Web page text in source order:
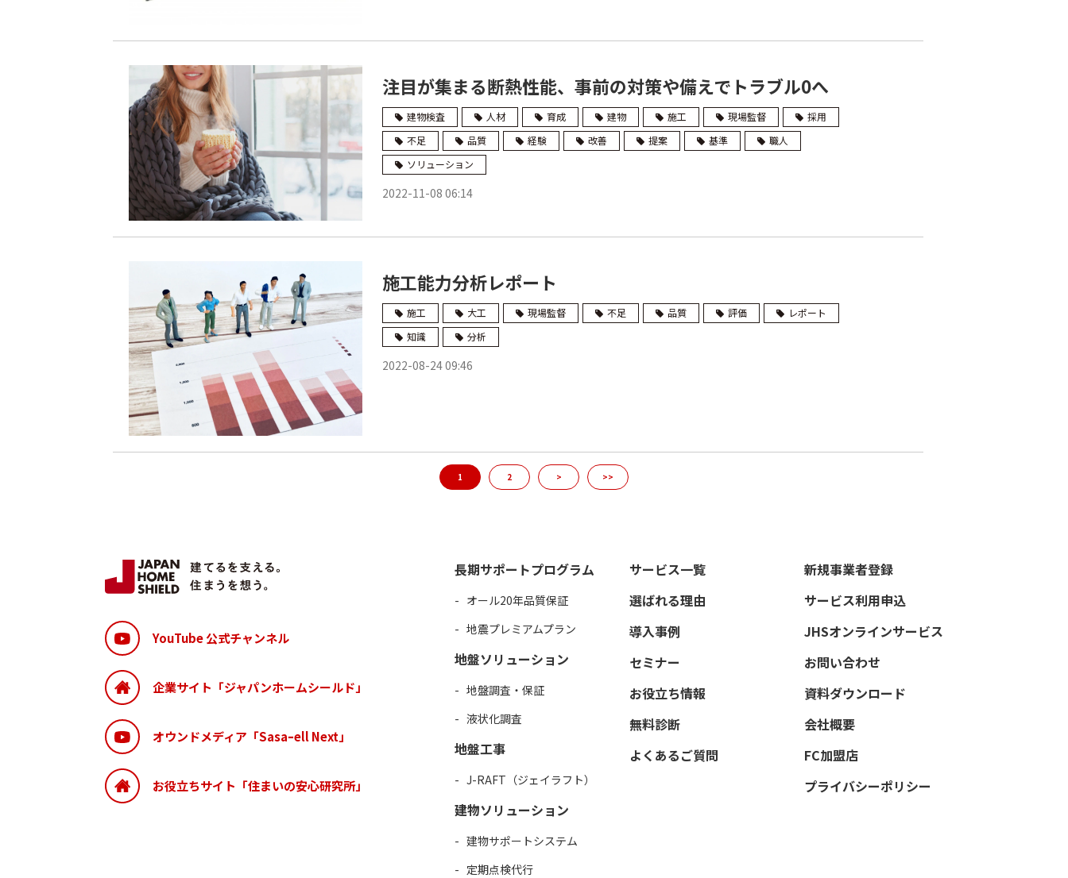
注目が集まる断熱性能、事前の対策や備えでトラブル0へ
建物検査 人材 育成 建物 施工 現場監督
採用
不足
品質 経験 改善 提案 基準
職人
ソリューション
2022-11-08 06:14
施工能力分析レポート
施工 大工 現場監督 不足 品質 評価
レポート
知識
分析
2022-08-24 09:46
1 2 > >>
YouTube 公式チャンネル
企業サイト「ジャパンホームシールド」
オウンドメディア「Sasaｰell Next」
お役立ちサイト「住まいの安心研究所」
長期サポートプログラム
オール20年品質保証
地震プレミアムプラン
地盤ソリューション
地盤調査・保証
液状化調査
地盤工事
J-RAFT（ジェイラフト）
建物ソリューション
建物サポートシステム
定期点検代行
サービス一覧
選ばれる理由
導入事例
セミナー
お役立ち情報
無料診断
よくあるご質問
新規事業者登録
サービス利用申込
JHSオンラインサービス
お問い合わせ
資料ダウンロード
会社概要
FC加盟店
プライバシーポリシー